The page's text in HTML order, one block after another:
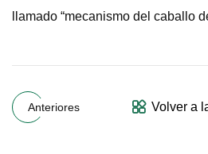
llamado “mecanismo del caballo
Anteriores Volver a